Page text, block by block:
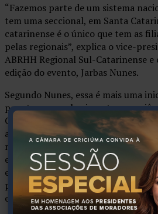
“Fazemos parte de um sistema
tem uma seccional, em Santa
catarinense é o único que tem as
pelas regionais”, explica o vice-
ABRHH Regional Sul-Catarinense
edição do evento, Jarbas Nunes.
Segundo Nunes, essa é mais uma
para trazer conhecimento,
Gestão de Pessoas para as
algo complexo, não é uma ciência
momentos auxiliam a gente a ter
experiências que nos ajudam a
empresas. E assim, alcançar o
pessoas. Então essa troca
empresas”, completa o profissional.